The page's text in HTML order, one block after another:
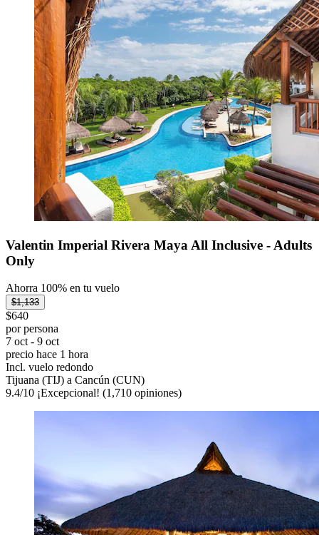
Valentin Imperial Rivera Maya All Inclusive - Adults
Only
Ahorra 100% en tu vuelo
$1,133
$640
por persona
7 oct - 9 oct
precio hace 1 hora
Incl. vuelo redondo
Tijuana (TIJ) a Cancún (CUN)
9.4/10 ¡Excepcional! (1,710 opiniones)